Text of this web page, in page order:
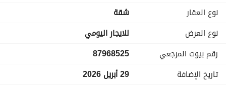
نوع العقار
شقة
نوع العرض
للايجار اليومي
رقم بيوت المرجعي
87968525
تاريخ الإضافة
29 أبريل 2026